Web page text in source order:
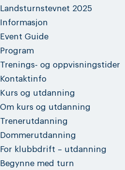
Landsturnstevnet 2025
Informasjon
Event Guide
Program
Trenings- og oppvisningstider
Kontaktinfo
Kurs og utdanning
Om kurs og utdanning
Trenerutdanning
Dommerutdanning
For klubbdrift – utdanning
Begynne med turn